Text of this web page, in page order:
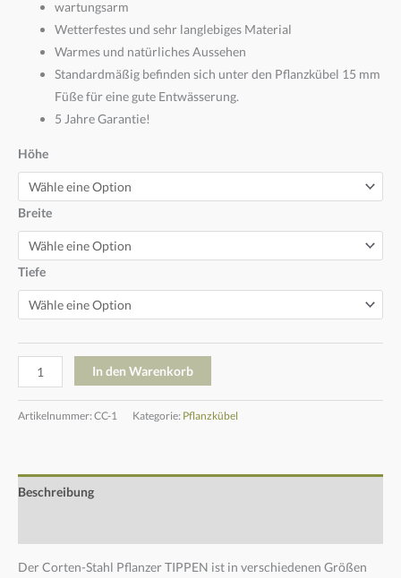
wartungsarm
Wetterfestes und sehr langlebiges Material
Warmes und natürliches Aussehen
Standardmäßig befinden sich unter den Pflanzkübel 15 mm
Füße für eine gute Entwässerung.
5 Jahre Garantie!
Höhe
Breite
Tiefe
In den Warenkorb
Artikelnummer: CC-1 Kategorie: Pflanzkübel
Beschreibung
Der Corten-Stahl Pflanzer TIPPEN ist in verschiedenen Größen